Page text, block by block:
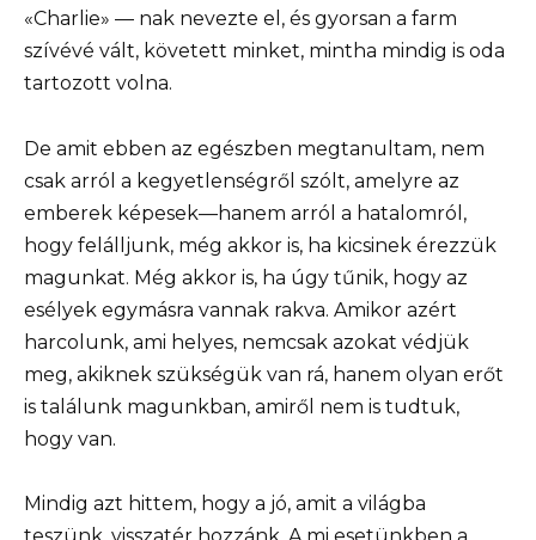
«Charlie» — nak nevezte el, és gyorsan a farm
szívévé vált, követett minket, mintha mindig is oda
tartozott volna.
De amit ebben az egészben megtanultam, nem
csak arról a kegyetlenségről szólt, amelyre az
emberek képesek—hanem arról a hatalomról,
hogy felálljunk, még akkor is, ha kicsinek érezzük
magunkat. Még akkor is, ha úgy tűnik, hogy az
esélyek egymásra vannak rakva. Amikor azért
harcolunk, ami helyes, nemcsak azokat védjük
meg, akiknek szükségük van rá, hanem olyan erőt
is találunk magunkban, amiről nem is tudtuk,
hogy van.
Mindig azt hittem, hogy a jó, amit a világba